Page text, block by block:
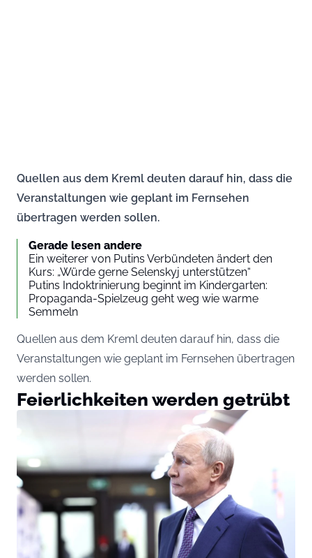
Quellen aus dem Kreml deuten darauf hin, dass die
Veranstaltungen wie geplant im Fernsehen
übertragen werden sollen.
Gerade lesen andere
Ein weiterer von Putins Verbündeten ändert den
Kurs: „Würde gerne Selenskyj unterstützen“
Putins Indoktrinierung beginnt im Kindergarten:
Propaganda-Spielzeug geht weg wie warme
Semmeln
Quellen aus dem Kreml deuten darauf hin, dass die
Veranstaltungen wie geplant im Fernsehen übertragen
werden sollen.
Feierlichkeiten werden getrübt